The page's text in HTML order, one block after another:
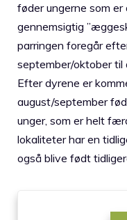
føder ungerne som
gennemsigtig
parringen foregår
september/oktober til
Efter dyrene er
august/september
unger, som er helt
lokaliteter har en
også blive født